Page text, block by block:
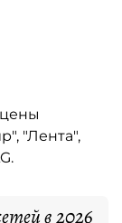
"Лента",
в 2026